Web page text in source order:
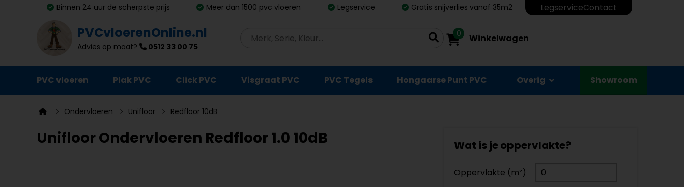
Binnen 24 uur de scherpste prijs Meer dan 1500 pvc vloeren Legservice Gratis snijverlies vanaf 35m2 LegserviceContact
PVCvloerenOnline.nl
Advies op maat? 0512 33 00 75
0 Winkelwagen
PVC vloeren Plak PVC Click PVC Visgraat PVC PVC Tegels Hongaarse Punt PVC Overig
Ondervloeren
Plinten
Showroom
Ondervloeren Unifloor Redfloor 10dB
Unifloor Ondervloeren Redfloor 1.0 10dB Wat is je oppervlakte?
Oppervlakte (m²)